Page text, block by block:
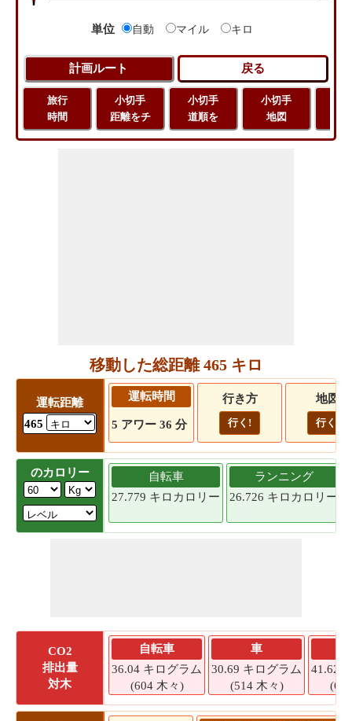
単位 自動 マイル キロ
旅行
時間
小切手
距離をチ
小切手
道順を
小切手
地図
移動した総距離 465 キロ
運転距離
465
運転時間
5 アワー 36 分
行き方
行く!
地図
行く!
のカロリー
自転車
27.779 キロカロリー
ランニング
26.726 キロカロリー
CO2
排出量
対木
自転車
36.04 キログラム
(604 木々)
車
30.69 キログラム
(514 木々)
41.62